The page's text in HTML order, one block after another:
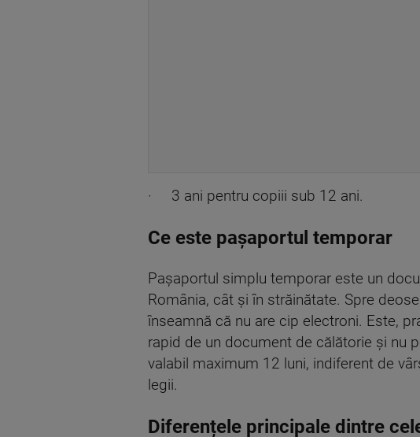
· 3 ani pentru copiii sub 12 ani.
Ce este pașaportul temporar
Pașaportul simplu temporar este un
România, cât și în străinătate. Spre
înseamnă că nu are cip electroni. Este,
rapid de un document de călătorie și nu
valabil maximum 12 luni, indiferent de
legii.
Diferențele principale dintre